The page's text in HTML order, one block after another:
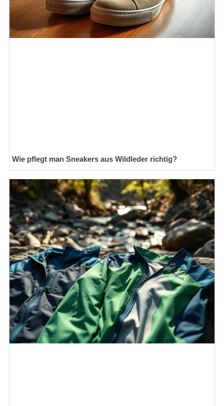
Wie pflegt man Sneakers aus Wildleder richtig?